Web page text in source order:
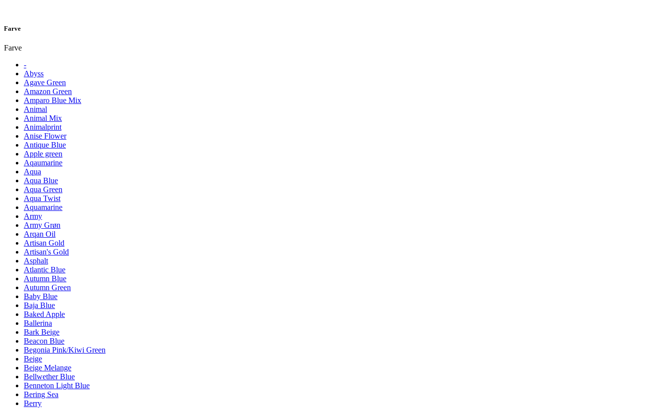
Farve
Farve
-
Abyss
Agave Green
Amazon Green
Amparo Blue Mix
Animal
Animal Mix
Animalprint
Anise Flower
Antique Blue
Apple green
Aqaumarine
Aqua
Aqua Blue
Aqua Green
Aqua Twist
Aquamarine
Army
Army Grøn
Arqan Oil
Artisan Gold
Artisan's Gold
Asphalt
Atlantic Blue
Autumn Blue
Autumn Green
Baby Blue
Baja Blue
Baked Apple
Ballerina
Bark Beige
Beacon Blue
Begonia Pink/Kiwi Green
Beige
Beige Melange
Bellwether Blue
Benneton Light Blue
Bering Sea
Berry